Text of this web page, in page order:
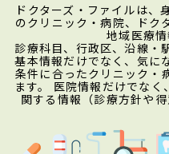
ドクターズ・ファイルは、
のクリニック・病院、ドク
地域医療情
診療科目、行政区、沿線・
基本情報だけでなく、気に
条件に合ったクリニック・
ます。 医院情報だけでな
関する情報（診療方針や